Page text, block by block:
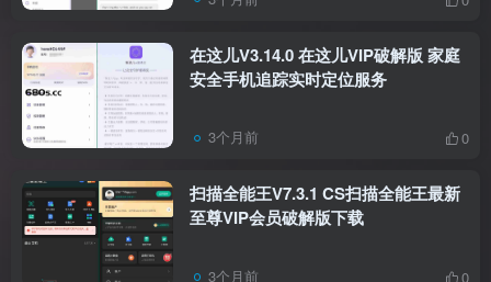
在这儿V3.14.0 在这儿VIP破解版 家庭
安全手机追踪实时定位服务
3个月前 0
扫描全能王V7.3.1 CS扫描全能王最新
至尊VIP会员破解版下载
3个月前 0